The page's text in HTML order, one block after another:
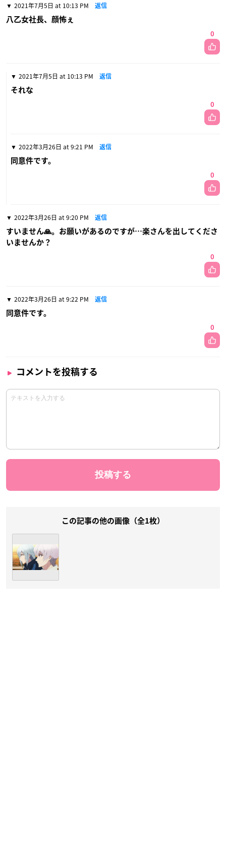
2021年7月5日 at 10:13 PM 返信
八乙女社長、顔怖ぇ
0
2021年7月5日 at 10:13 PM 返信
それな
0
2022年3月26日 at 9:21 PM 返信
同意件です。
0
2022年3月26日 at 9:20 PM 返信
すいません🙏。お願いがあるのですが…楽さんを出してくださ
いませんか？
0
2022年3月26日 at 9:22 PM 返信
同意件です。
0
コメントを投稿する
この記事の他の画像（全1枚）